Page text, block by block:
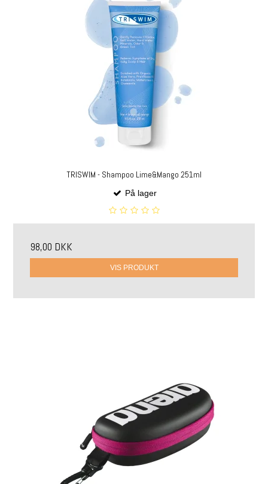
TRISWIM - Shampoo Lime&Mango 251ml
På lager
98,00 DKK
VIS PRODUKT